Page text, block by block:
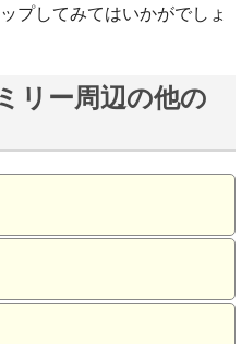
プしてみてはいかがでしょ
リー周辺の他の